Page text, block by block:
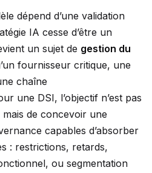
dépend d’une validation
IA cesse d’être un
un sujet de gestion du
fournisseur critique, une
chaîne
une DSI, l’objectif n’est pas
mais de concevoir une
capables d’absorber
: restrictions, retards,
ou segmentation